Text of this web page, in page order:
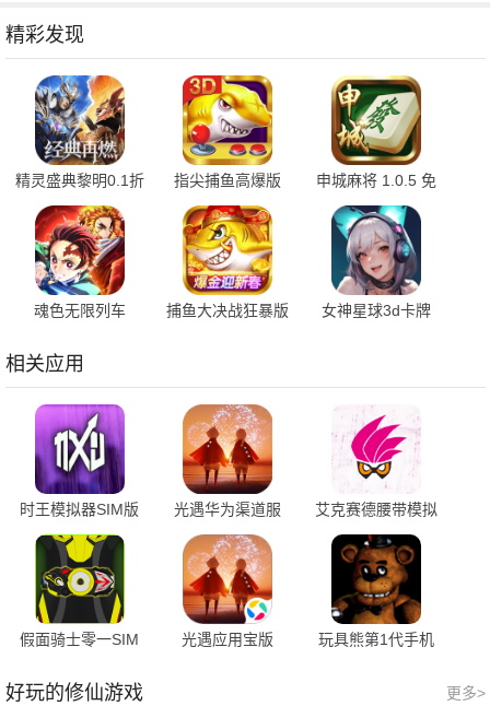
精彩发现
精灵盛典黎明0.1折
1.00.1 官方版
指尖捕鱼高爆版
10.3.46.4.0 手机版
申城麻将 1.0.5 免
费版
魂色无限列车
捕鱼大决战狂暴版
女神星球3d卡牌
相关应用
时王模拟器SIM版
5.0 手机版
光遇华为渠道服
0.14.5 最新版
艾克赛德腰带模拟
器豪华版 v8 最新
版
假面骑士零一SIM
版
光遇应用宝版
玩具熊第1代手机
更多>
好玩的修仙游戏